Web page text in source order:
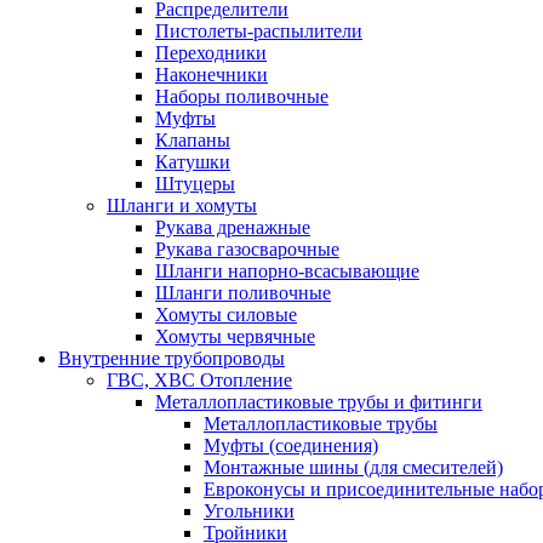
Распределители
Пистолеты-распылители
Переходники
Наконечники
Наборы поливочные
Муфты
Клапаны
Катушки
Штуцеры
Шланги и хомуты
Рукава дренажные
Рукава газосварочные
Шланги напорно-всасывающие
Шланги поливочные
Хомуты силовые
Хомуты червячные
Внутренние трубопроводы
ГВС, ХВС Отопление
Металлопластиковые трубы и фитинги
Металлопластиковые трубы
Муфты (соединения)
Монтажные шины (для смесителей)
Евроконусы и присоединительные
Угольники
Тройники